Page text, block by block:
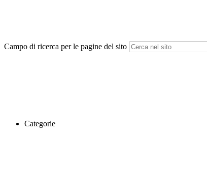
Campo di ricerca per le pagine del sito
Categorie